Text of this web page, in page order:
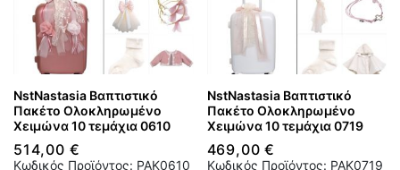
NstNastasia Βαπτιστικό
Πακέτο Ολοκληρωμένο
Χειμώνα 10 τεμάχια 0610
514,00 €
Κωδικός Προϊόντος: PAK0610
NstNastasia Βαπτιστικό
Πακέτο Ολοκληρωμένο
Χειμώνα 10 τεμάχια 0719
469,00 €
Κωδικός Προϊόντος: PAK0719